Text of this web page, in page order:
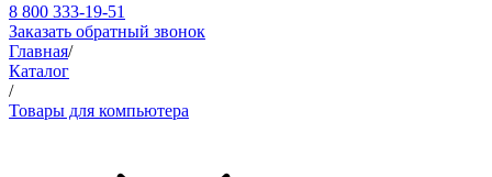
8 800 333-19-51
Заказать обратный звонок
Главная/
Каталог
/
Товары для компьютера